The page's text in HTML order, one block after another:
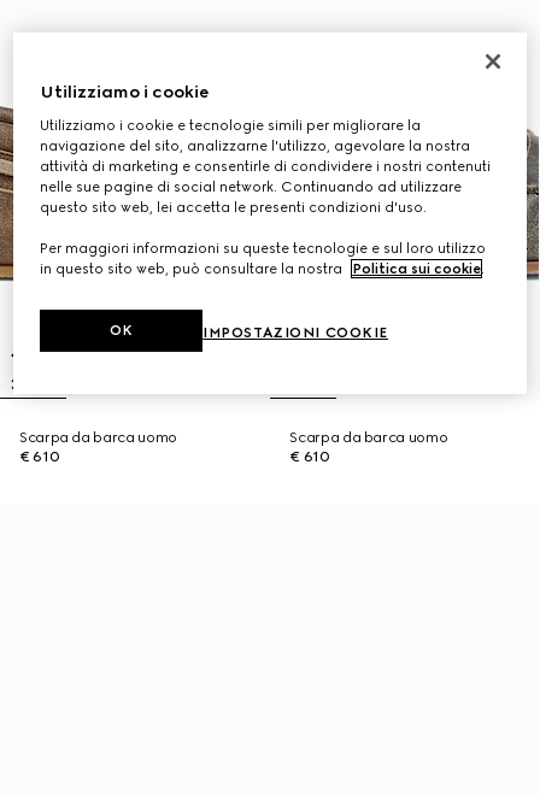
Scarpa da barca uomo
€ 610
Scarpa da barca uomo
€ 610
Utilizziamo i cookie
Utilizziamo i cookie e tecnologie simili per migliorare la
navigazione del sito, analizzarne l'utilizzo, agevolare la nostra
attività di marketing e consentirle di condividere i nostri contenuti
nelle sue pagine di social network. Continuando ad utilizzare
questo sito web, lei accetta le presenti condizioni d'uso.
Per maggiori informazioni su queste tecnologie e sul loro utilizzo
in questo sito web, può consultare la nostra
Politica sui cookie.
IMPOSTAZIONI COOKIE
OK